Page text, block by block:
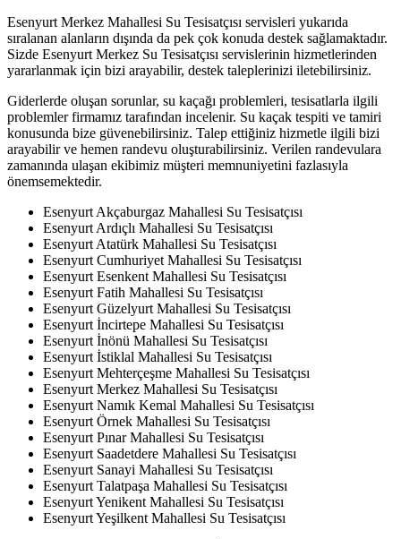
Esenyurt Merkez Mahallesi Su Tesisatçısı servisleri yukarıda
sıralanan alanların dışında da pek çok konuda destek sağlamaktadır.
Sizde Esenyurt Merkez Su Tesisatçısı servislerinin hizmetlerinden
yararlanmak için bizi arayabilir, destek taleplerinizi iletebilirsiniz.
Giderlerde oluşan sorunlar, su kaçağı problemleri, tesisatlarla ilgili
problemler firmamız tarafından incelenir. Su kaçak tespiti ve tamiri
konusunda bize güvenebilirsiniz. Talep ettiğiniz hizmetle ilgili bizi
arayabilir ve hemen randevu oluşturabilirsiniz. Verilen randevulara
zamanında ulaşan ekibimiz müşteri memnuniyetini fazlasıyla
önemsemektedir.
Esenyurt Akçaburgaz Mahallesi Su Tesisatçısı
Esenyurt Ardıçlı Mahallesi Su Tesisatçısı
Esenyurt Atatürk Mahallesi Su Tesisatçısı
Esenyurt Cumhuriyet Mahallesi Su Tesisatçısı
Esenyurt Esenkent Mahallesi Su Tesisatçısı
Esenyurt Fatih Mahallesi Su Tesisatçısı
Esenyurt Güzelyurt Mahallesi Su Tesisatçısı
Esenyurt İncirtepe Mahallesi Su Tesisatçısı
Esenyurt İnönü Mahallesi Su Tesisatçısı
Esenyurt İstiklal Mahallesi Su Tesisatçısı
Esenyurt Mehterçeşme Mahallesi Su Tesisatçısı
Esenyurt Merkez Mahallesi Su Tesisatçısı
Esenyurt Namık Kemal Mahallesi Su Tesisatçısı
Esenyurt Örnek Mahallesi Su Tesisatçısı
Esenyurt Pınar Mahallesi Su Tesisatçısı
Esenyurt Saadetdere Mahallesi Su Tesisatçısı
Esenyurt Sanayi Mahallesi Su Tesisatçısı
Esenyurt Talatpaşa Mahallesi Su Tesisatçısı
Esenyurt Yenikent Mahallesi Su Tesisatçısı
Esenyurt Yeşilkent Mahallesi Su Tesisatçısı